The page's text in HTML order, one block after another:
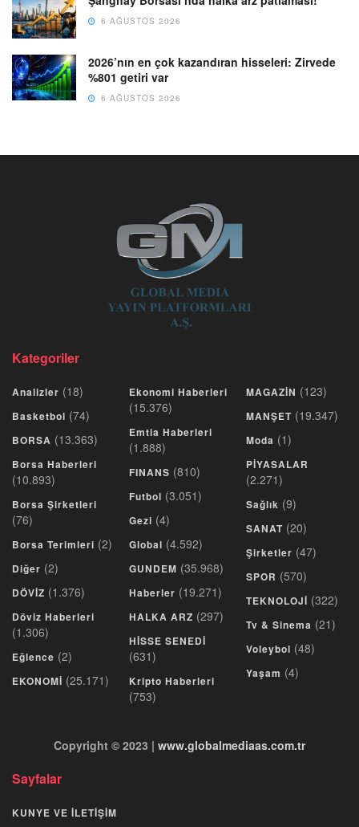
6 AĞUSTOS 2026
2026’nın en çok kazandıran hisseleri: Zirvede
%801 getiri var
6 AĞUSTOS 2026
Kategoriler
Analizler (18)
Basketbol (74)
BORSA (13.363)
Borsa Haberleri
(10.893)
Borsa Şirketleri
(76)
Borsa Terimleri (2)
Diğer (2)
DÖVİZ (1.376)
Döviz Haberleri
(1.306)
Eğlence (2)
EKONOMİ (25.171)
Ekonomi Haberleri
(15.376)
Emtia Haberleri
(1.888)
FINANS (810)
Futbol (3.051)
Gezi (4)
Global (4.592)
GUNDEM (35.968)
Haberler (19.271)
HALKA ARZ (297)
HİSSE SENEDİ
(631)
Kripto Haberleri
(753)
MAGAZİN (123)
MANŞET (19.347)
Moda (1)
PİYASALAR
(2.271)
Sağlık (9)
SANAT (20)
Şirketler (47)
SPOR (570)
TEKNOLOJİ (322)
Tv & Sinema (21)
Voleybol (48)
Yaşam (4)
Copyright © 2023 | www.globalmediaas.com.tr
Sayfalar
KUNYE VE İLETİŞİM